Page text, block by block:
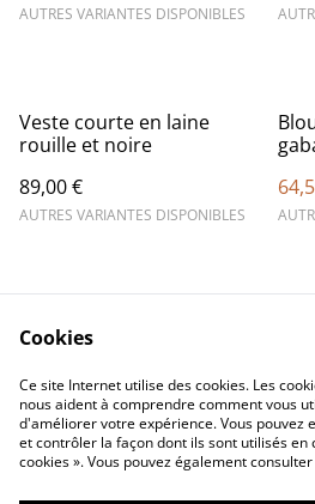
AUTRES VARIANTES DISPONIBLES
Veste courte en laine
rouille et noire
89,00 €
AUTRES VARIANTES DISPONIBLES
%
Contactez-nous
Politique de
confidentialité
Cookies
Ce site Internet utilise des cookies. Les
nous aident à comprendre comment vous
d'améliorer votre expérience. Vous pouvez
et contrôler la façon dont ils sont utilisés en
cookies ». Vous pouvez également